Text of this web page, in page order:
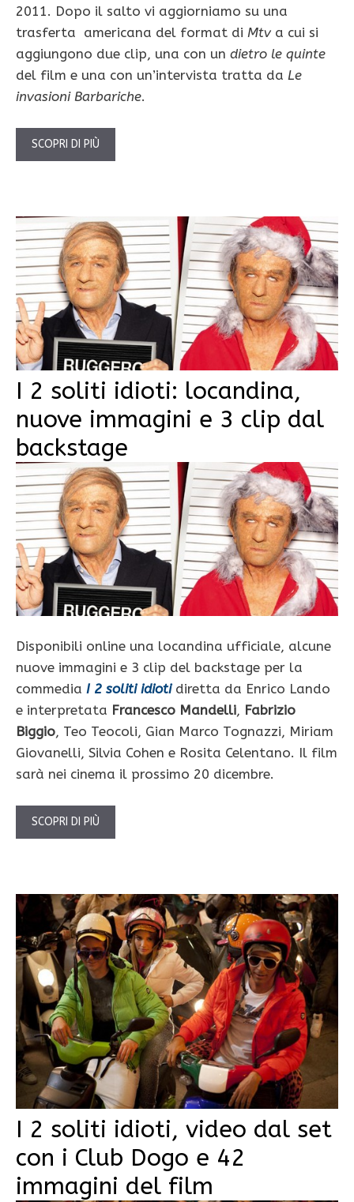
2011. Dopo il salto vi aggiorniamo su una
trasferta americana del format di Mtv a cui si
aggiungono due clip, una con un dietro le quinte
del film e una con un’intervista tratta da Le
invasioni Barbariche.
SCOPRI DI PIÙ
I 2 soliti idioti: locandina,
nuove immagini e 3 clip dal
backstage
Disponibili online una locandina ufficiale, alcune
nuove immagini e 3 clip del backstage per la
commedia I 2 soliti idiotidiretta da Enrico Lando
e interpretata Francesco Mandelli, Fabrizio
Biggio, Teo Teocoli, Gian Marco Tognazzi, Miriam
Giovanelli, Silvia Cohen e Rosita Celentano. Il film
sarà nei cinema il prossimo 20 dicembre.
SCOPRI DI PIÙ
I 2 soliti idioti, video dal set
con i Club Dogo e 42
immagini del film